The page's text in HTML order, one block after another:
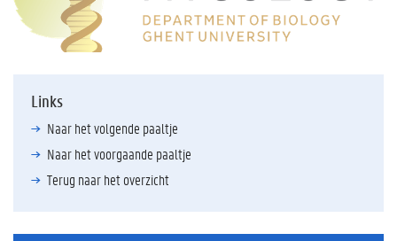
Links
Naar het volgende paaltje
Naar het voorgaande paaltje
Terug naar het overzicht